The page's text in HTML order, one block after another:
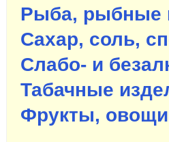
Рыба, рыбные
Сахар, соль,
Слабо- и
Табачные
Фрукты, овощи